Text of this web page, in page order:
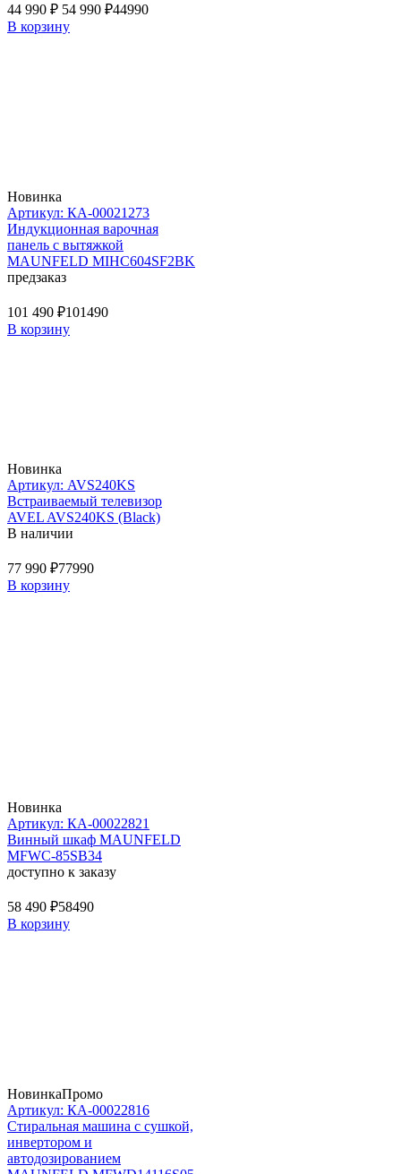
44 990 ₽ 54 990 ₽44990
В корзину
Новинка
Артикул: КА-00021273
Индукционная варочная
панель с вытяжкой
MAUNFELD MIHC604SF2BK
предзаказ
101 490 ₽101490
В корзину
Новинка
Артикул: AVS240KS
Встраиваемый телевизор
AVEL AVS240KS (Black)
В наличии
77 990 ₽77990
В корзину
Новинка
Артикул: КА-00022821
Винный шкаф MAUNFELD
MFWC-85SB34
доступно к заказу
58 490 ₽58490
В корзину
НовинкаПромо
Артикул: КА-00022816
Стиральная машина c сушкой,
инвертором и
автодозированием